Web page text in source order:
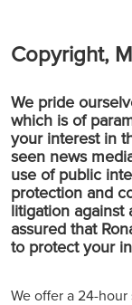
Copyright,
We pride
which is of
your interest in
seen news
use of public
protection and
litigation against
assured that
to protect your
We offer a 24-